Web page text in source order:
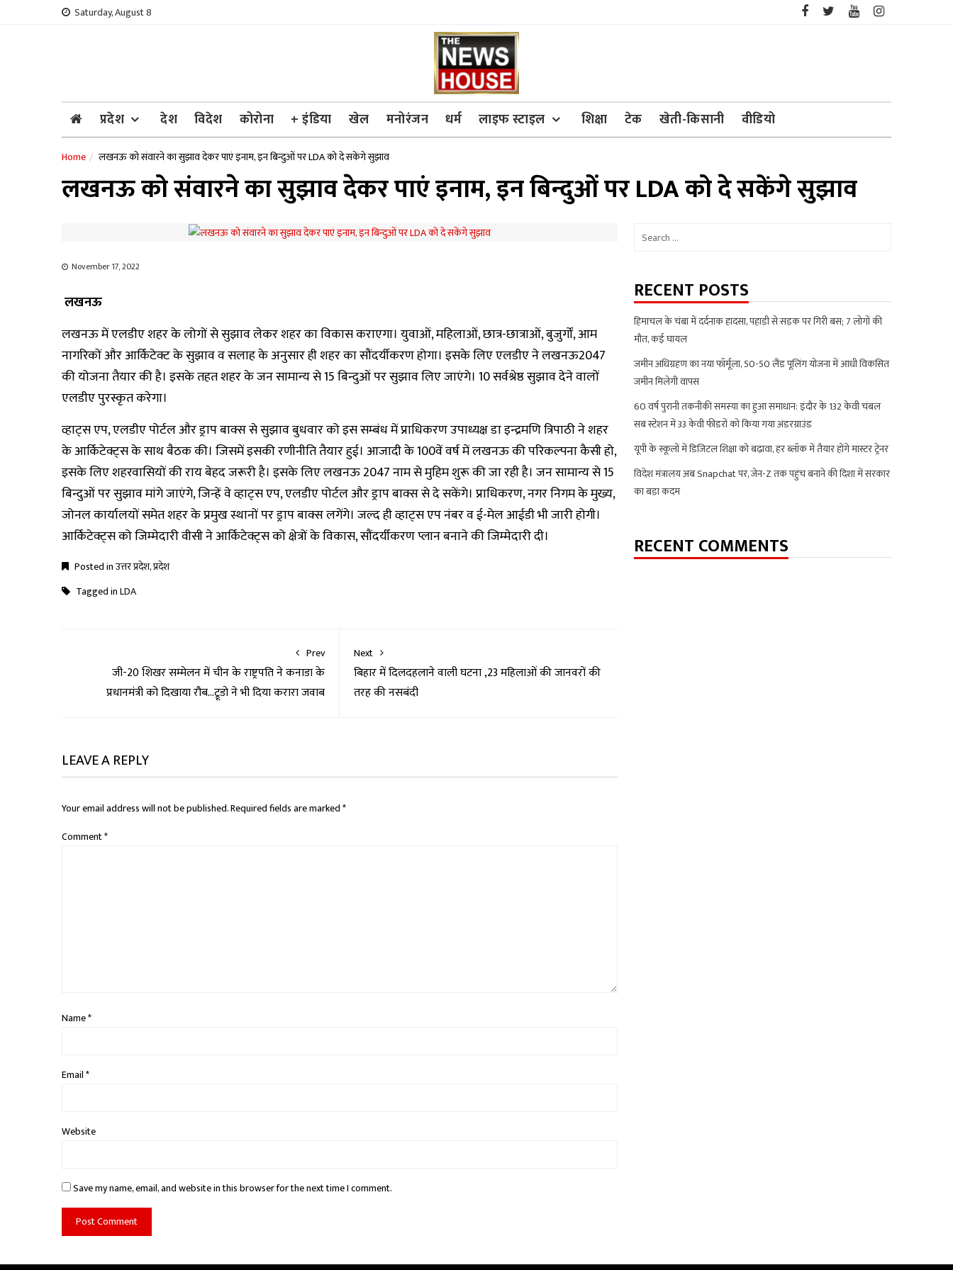
Saturday, August 8
प्रदेश देश विदेश कोरोना + इंडिया खेल मनोरंजन धर्म लाइफ स्टाइल शिक्षा टेक खेती-किसानी वीडियो
Home लखनऊ को संवारने का सुझाव देकर पाएं इनाम, इन बिन्दुओं पर LDA को दे सकेंगे सुझाव
लखनऊ को संवारने का सुझाव देकर पाएं इनाम, इन बिन्दुओं पर LDA को दे सकेंगे सुझाव
November 17, 2022
लखनऊ
लखनऊ में एलडीए शहर के लोगों से सुझाव लेकर शहर का विकास कराएगा। युवाओं, महिलाओं, छात्र-छात्राओं, बुजुर्गों, आम
नागरिकों और आर्किटेक्ट के सुझाव व सलाह के अनुसार ही शहर का सौंदर्यीकरण होगा। इसके लिए एलडीए ने लखनऊ2047
की योजना तैयार की है। इसके तहत शहर के जन सामान्य से 15 बिन्दुओं पर सुझाव लिए जाएंगे। 10 सर्वश्रेष्ठ सुझाव देने वालों
एलडीए पुरस्कृत करेगा।
व्हाट्स एप, एलडीए पोर्टल और ड्राप बाक्स से सुझाव बुधवार को इस सम्बंध में प्राधिकरण उपाध्यक्ष डा इन्द्रमणि त्रिपाठी ने शहर
के आर्किटेक्ट्स के साथ बैठक की। जिसमें इसकी रणीनीति तैयार हुई। आजादी के 100वें वर्ष में लखनऊ की परिकल्पना कैसी हो,
इसके लिए शहरवासियों की राय बेहद जरूरी है। इसके लिए लखनऊ 2047 नाम से मुहिम शुरू की जा रही है। जन सामान्य से 15
बिन्दुओं पर सुझाव मांगे जाएंगे, जिन्हें वे व्हाट्स एप, एलडीए पोर्टल और ड्राप बाक्स से दे सकेंगे। प्राधिकरण, नगर निगम के मुख्य,
जोनल कार्यालयों समेत शहर के प्रमुख स्थानों पर ड्राप बाक्स लगेंगे। जल्द ही व्हाट्स एप नंबर व ई-मेल आईडी भी जारी होगी।
आर्किटेक्ट्स को जिम्मेदारी वीसी ने आर्किटेक्ट्स को क्षेत्रों के विकास, सौंदर्यीकरण प्लान बनाने की जिम्मेदारी दी।
Posted inउत्तर प्रदेश,प्रदेश
Tagged inLDA
Prev
जी-20 शिखर सम्मेलन में चीन के राष्ट्रपति ने कनाडा के
प्रधानमंत्री को दिखाया रौब…ट्रूडो ने भी दिया करारा जवाब
Next
बिहार में दिलदहलाने वाली घटना ,23 महिलाओं की जानवरों की
तरह की नसबंदी
LEAVE A REPLY
Your email address will not be published.Required fields are marked*
Comment*
Name*
Email*
Website
Save my name, email, and website in this browser for the next time I comment.
Search
RECENT POSTS
हिमाचल के चंबा में दर्दनाक हादसा, पहाड़ी से सड़क पर गिरी बस; 7 लोगों की
मौत, कई घायल
जमीन अधिग्रहण का नया फॉर्मूला, 50-50 लैंड पूलिंग योजना में आधी विकसित
जमीन मिलेगी वापस
60 वर्ष पुरानी तकनीकी समस्या का हुआ समाधान: इंदौर के 132 केवी चंबल
सब स्टेशन में 33 केवी फीडरों को किया गया अंडरग्राउंड
यूपी के स्कूलों में डिजिटल शिक्षा को बढ़ावा, हर ब्लॉक में तैयार होंगे मास्टर ट्रेनर
विदेश मंत्रालय अब Snapchat पर, जेन-Z तक पहुंच बनाने की दिशा में सरकार
का बड़ा कदम
RECENT COMMENTS